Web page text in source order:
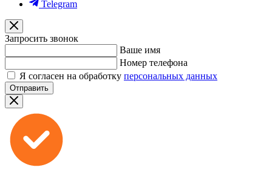
Telegram
Запросить звонок
Ваше имя
Номер телефона
Я согласен на обработку персональных данных
Отправить